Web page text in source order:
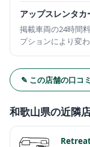
アップスレンタ
掲載車両の24時間
プションにより変わ
✎ この店舗の口コ
和歌山県の近隣